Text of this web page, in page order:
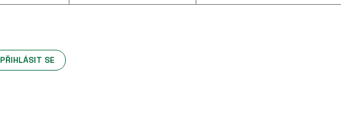
PŘIHLÁSIT SE